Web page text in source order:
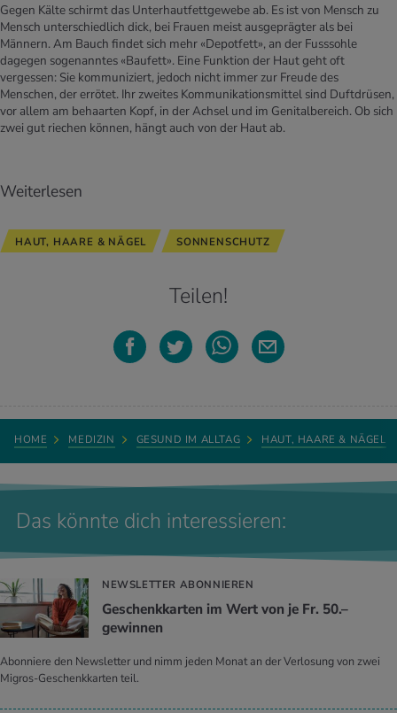
Gegen Kälte schirmt das Unterhautfettgewebe ab. Es ist von Mensch zu
Mensch unterschiedlich dick, bei Frauen meist ausgeprägter als bei
Männern. Am Bauch findet sich mehr «Depotfett», an der Fusssohle
dagegen sogenanntes «Baufett». Eine Funktion der Haut geht oft
vergessen: Sie kommuniziert, jedoch nicht immer zur Freude des
Menschen, der errötet. Ihr zweites Kommunikationsmittel sind Duftdrüsen,
vor allem am behaarten Kopf, in der Achsel und im Genitalbereich. Ob sich
zwei gut riechen können, hängt auch von der Haut ab.
Weiterlesen
HAUT, HAARE & NÄGEL SONNENSCHUTZ
Teilen!
HOME MEDIZIN GESUND IM ALLTAG HAUT, HAARE & NÄGEL
Das könnte dich interessieren:
NEWSLETTER ABONNIEREN
Geschenkkarten im Wert von je Fr. 50.–
gewinnen
Abonniere den Newsletter und nimm jeden Monat an der Verlosung von zwei
Migros-Geschenkkarten teil.